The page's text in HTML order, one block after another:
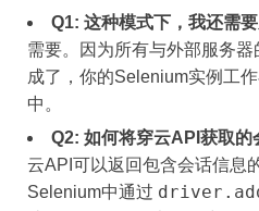
Q1: 这种模式下，我还需
需要。因为所有与外部服务
成了，你的Selenium实例工
中。
Q2: 如何将穿云API获取
云API可以返回包含会话信息
Selenium中通过